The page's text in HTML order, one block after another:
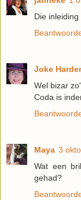
Die
Joke
Wel bizar
Coda is
Maya 3
Wat een
gehad?